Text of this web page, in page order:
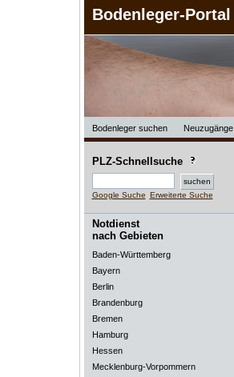
Bodenleger-Portal
Bodenleger suchen Neuzugänge
PLZ-Schnellsuche
Google Suche Erweiterte Suche
Notdienst
nach Gebieten
Baden-Württemberg
Bayern
Berlin
Brandenburg
Bremen
Hamburg
Hessen
Mecklenburg-Vorpommern